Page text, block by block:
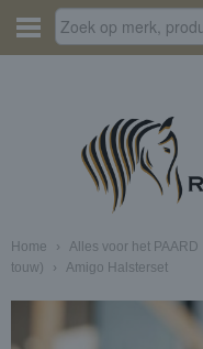
Home › Alles voor het PAARD
touw)
› Amigo Halsterset